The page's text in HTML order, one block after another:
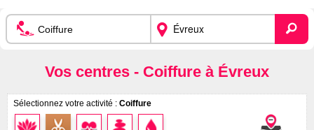
Vos centres - Coiffure à Évreux
Sélectionnez votre activité : Coiffure